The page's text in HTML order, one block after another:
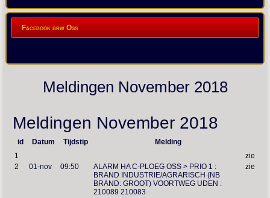
Facebook brw Oss
Meldingen November 2018
Meldingen November 2018
id Datum Tijdstip
Melding
1
zie
2
01-nov 09:50
ALARM HA C-PLOEG OSS > PRIO 1 :
BRAND INDUSTRIE/AGRARISCH (NB
BRAND: GROOT) VOORTWEG UDEN :
210089 210083
zie